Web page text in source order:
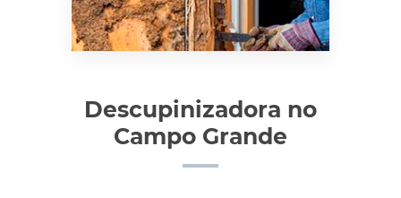
Descupinizadora no
Campo Grande